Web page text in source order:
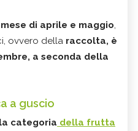
di aprile e maggio,
ovvero della raccolta, è
a seconda della
a guscio
categoria della frutta